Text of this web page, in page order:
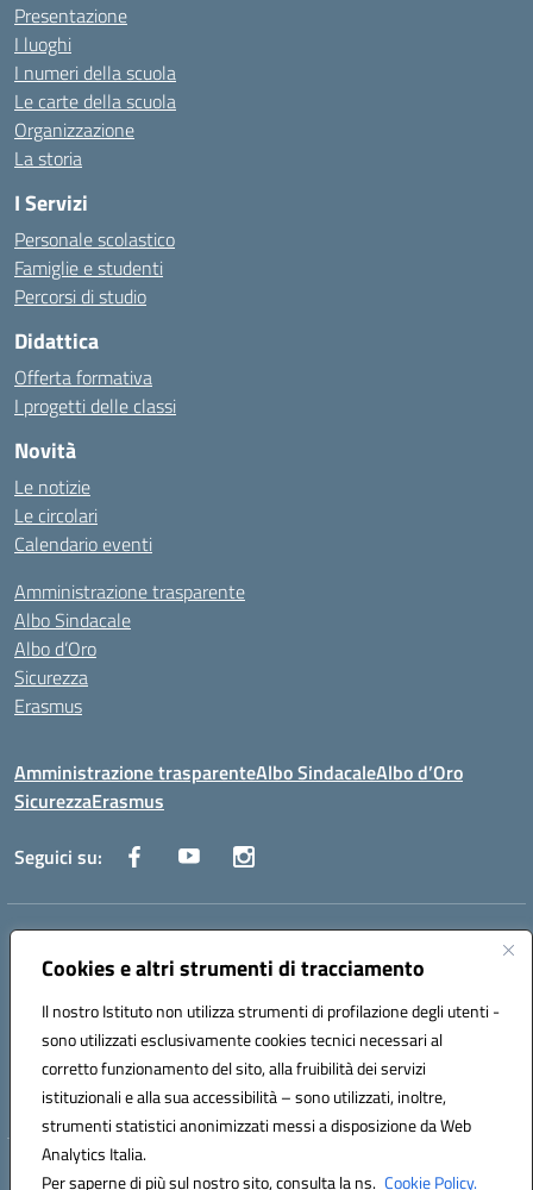
Cookies e altri strumenti di tracciamento
Il nostro Istituto non utilizza strumenti di profilazione degli utenti -
sono utilizzati esclusivamente cookies tecnici necessari al
corretto funzionamento del sito, alla fruibilità dei servizi
istituzionali e alla sua accessibilità – sono utilizzati, inoltre,
strumenti statistici anonimizzati messi a disposizione da Web
Analytics Italia.
Per saperne di più sul nostro sito, consulta la ns. Cookie Policy.
Presentazione
I luoghi
I numeri della scuola
Le carte della scuola
Organizzazione
La storia
I Servizi
Personale scolastico
Famiglie e studenti
Percorsi di studio
Didattica
Offerta formativa
I progetti delle classi
Novità
Le notizie
Le circolari
Calendario eventi
Amministrazione trasparente
Albo Sindacale
Albo d’Oro
Sicurezza
Erasmus
Amministrazione trasparenteAlbo SindacaleAlbo d’Oro
SicurezzaErasmus
Seguici su:
Indirizzo:
Centralino:0885.426034 Email:FGTD02000P@istruzione.it
Codice fiscale: 81002930717
Codice meccanografico:
FGTD02000P
Codice unico di fatturazione (CUF): UFUN7Y
Hosting & Powered by 3D Solution S.r.l.